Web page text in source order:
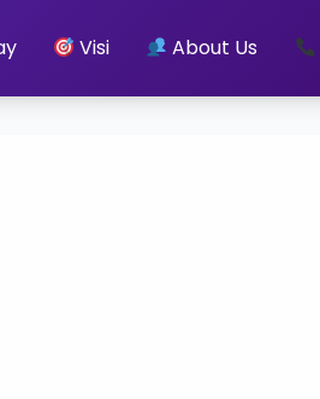
Visi About Us